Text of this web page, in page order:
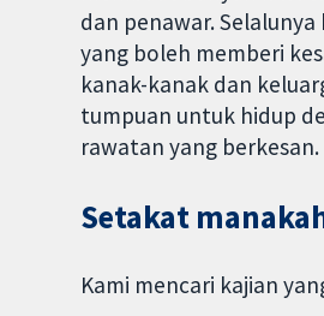
dan penawar.
yang boleh memberi
kanak-kanak dan
tumpuan untuk hidup
rawatan yang berkesan.
Setakat
Kami mencari kajian